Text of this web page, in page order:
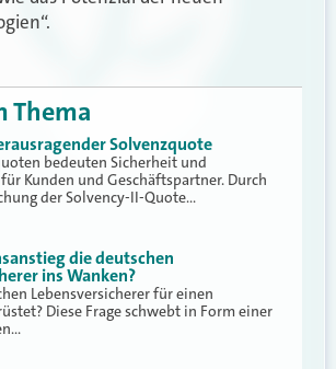
Thema
Solvenzquote
bedeuten Sicherheit und
Kunden und Geschäftspartner. Durch
der Solvency-II-Quote…
die deutschen
ins Wanken?
Lebensversicherer für einen
Diese Frage schwebt in Form einer